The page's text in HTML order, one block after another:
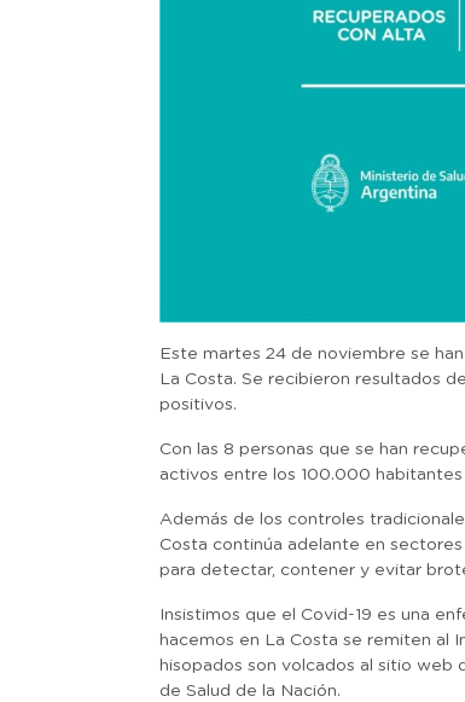
Este martes 24 de noviembre se
La Costa. Se recibieron resultados
positivos.
Con las 8 personas que se han
activos entre los 100.000
Además de los controles
Costa continúa adelante en
para detectar, contener y evitar
Insistimos que el Covid-19 es una
hacemos en La Costa se remiten al
hisopados son volcados al sitio web
de Salud de la Nación.